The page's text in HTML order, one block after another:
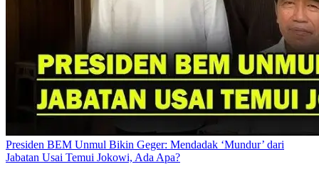
Presiden BEM Unmul Bikin Geger: Mendadak ‘Mundur’ dari
Jabatan Usai Temui Jokowi, Ada Apa?